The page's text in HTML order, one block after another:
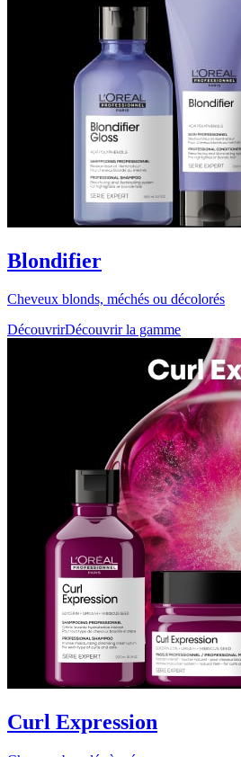
Blondifier
Cheveux blonds, méchés ou décolorés
DécouvrirDécouvrir la gamme
Curl Expression